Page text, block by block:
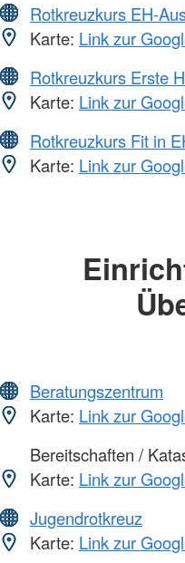
Rotkreuzkurs EH-
Karte: Link zur
Rotkreuzkurs Erste
Karte: Link zur
Rotkreuzkurs Fit in
Karte: Link zur
Beratungszentrum
Karte: Link zur
Bereitschaften /
Karte: Link zur
Jugendrotkreuz
Karte: Link zur